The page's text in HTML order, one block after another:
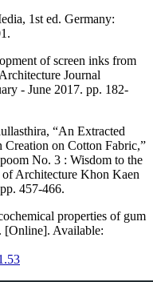
1st ed. Germany:
of screen inks from
Journal
- June 2017. pp. 182-
“An Extracted
Creation on Cotton Fabric,”
No. 3 : Wisdom to the
Architecture Khon Kaen
457-466.
properties of gum
[Online]. Available: